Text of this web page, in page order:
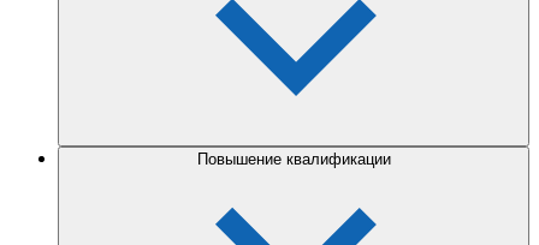
Повышение квалификации